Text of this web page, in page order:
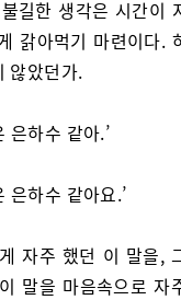
길한 생각은 시간이
갉아먹기 마련이다.
않았던가.
은하수 같아.’
은하수 같아요.’
자주 했던 이 말을,
말을 마음속으로 자